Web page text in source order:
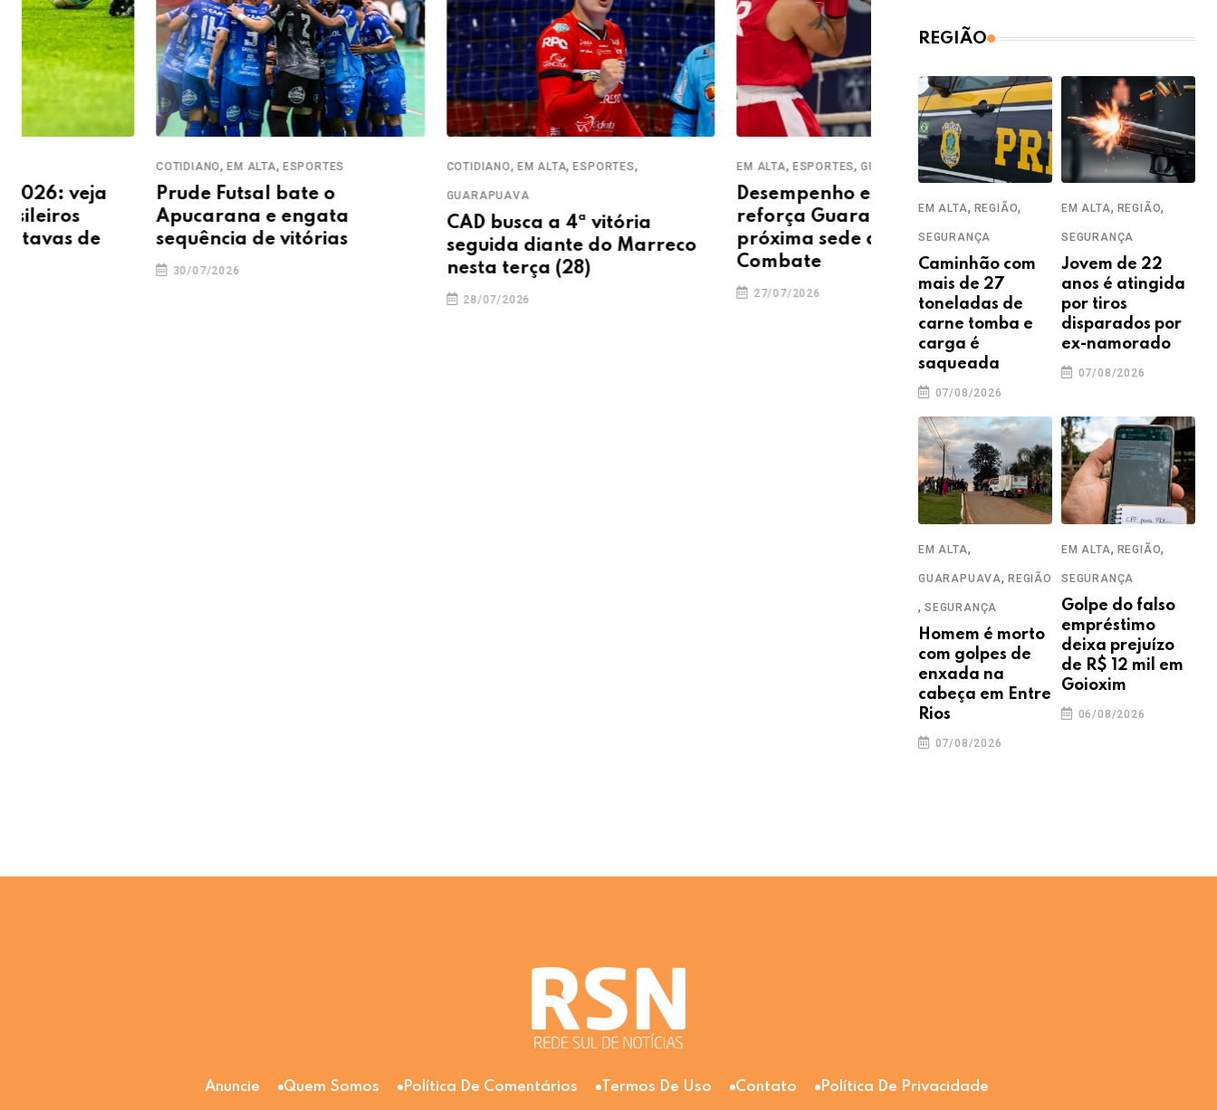
ESPORTES
Prude Futsal bate o
Apucarana e engata
sequência de vitórias
COTIDIANO ESPORTES,
GUARAPUAVA
CAD busca a 4ª vitória
seguida diante do Marreco
nesta terça (28)
EM ALTA GUARAPUAVA
Desempenho esportivo
reforça Guarapuava como
próxima sede do Paraná
COTIDIANO, EM ALTA ,ESPORTES
Coronel neste sábado após
vitória em confronto direto
25/07/2026
REGIÃO
EM ALTA, REGIÃO,
SEGURANÇA
Caminhão com
mais de 27
toneladas de
carne tomba e
carga é
saqueada
07/08/2026
EM ALTA, REGIÃO,
SEGURANÇA
Jovem de 22
anos é atingida
por tiros
disparados por
ex-namorado
07/08/2026
EM ALTA,
GUARAPUAVA, REGIÃO
, SEGURANÇA
Homem é morto
com golpes de
enxada na
cabeça em Entre
Rios
07/08/2026
EM ALTA, REGIÃO,
SEGURANÇA
Golpe do falso
empréstimo
deixa prejuízo
de R$ 12 mil em
Goioxim
06/08/2026
Anuncie Quem Somos Política De Comentários Termos De Uso Contato Política De Privacidade